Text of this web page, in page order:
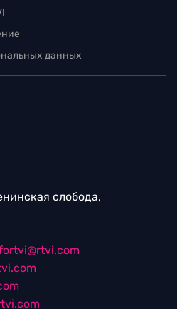
данных
слобода,